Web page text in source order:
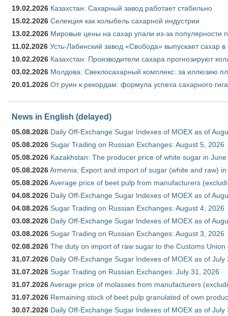
19.02.2026 Казахстан: Сахарный завод работает стабильно
15.02.2026 Селекция как колыбель сахарной индустрии
13.02.2026 Мировые цены на сахар упали из-за популярности
11.02.2026 Усть-Лабинский завод «Свобода» выпускает сахар в
10.02.2026 Казахстан: Производители сахара прогнозируют
03.02.2026 Молдова: Свеклосахарный комплекс: за иллюзию
20.01.2026 От руин к рекордам: формула успеха сахарного
News in English (delayed)
05.08.2026 Daily Off-Exchange Sugar Indexes of MOEX as of
05.08.2026 Sugar Trading on Russian Exchanges: August 5, 2026
05.08.2026 Kazakhstan: The producer price of white sugar in
05.08.2026Armenia: Export and import of sugar (white and raw)
05.08.2026Average price of beet pulp from manufacturers
04.08.2026 Daily Off-Exchange Sugar Indexes of MOEX as of
04.08.2026 Sugar Trading on Russian Exchanges: August 4, 2026
03.08.2026 Daily Off-Exchange Sugar Indexes of MOEX as of
03.08.2026 Sugar Trading on Russian Exchanges: August 3, 2026
02.08.2026 The duty on import of raw sugar to the Customs
31.07.2026 Daily Off-Exchange Sugar Indexes of MOEX as of July
31.07.2026 Sugar Trading on Russian Exchanges: July 31, 2026
31.07.2026Average price of molasses from manufacturers
31.07.2026 Remaining stock of beet pulp granulated of own
30.07.2026 Daily Off-Exchange Sugar Indexes of MOEX as of July